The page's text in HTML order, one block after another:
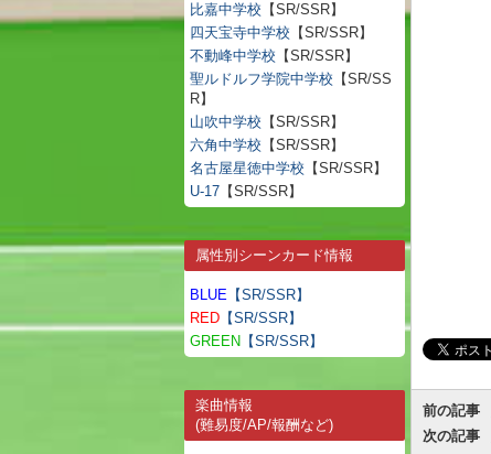
比嘉中学校 【SR/SSR】
四天宝寺中学校 【SR/SSR】
不動峰中学校 【SR/SSR】
聖ルドルフ学院中学校 【SR/SS
R】
山吹中学校 【SR/SSR】
六角中学校 【SR/SSR】
名古屋星徳中学校 【SR/SSR】
U-17 【SR/SSR】
属性別シーンカード情報
BLUE 【SR/SSR】
RED 【SR/SSR】
GREEN 【SR/SSR】
楽曲情報
(難易度/AP/報酬など)
前の記事
次の記事